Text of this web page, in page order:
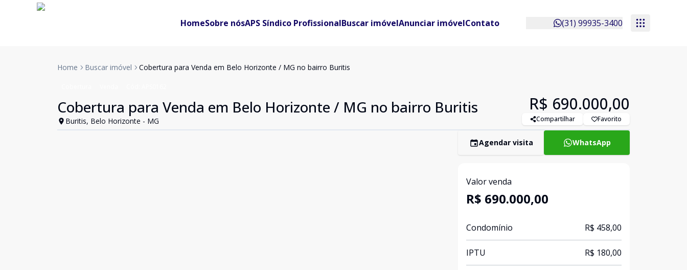
HomeSobre nósAPS Síndico ProfissionalBuscar imóvelAnunciar imóvelContato (31) 99935-3400
Home Buscar imóvel Cobertura para Venda em Belo Horizonte / MG no bairro Buritis
Cobertura para Venda em Belo Horizonte / MG no bairro Buritis
Buritis, Belo Horizonte - MG
R$ 690.000,00
Compartilhar Favorito
Agendar visita WhatsApp
Valor venda
R$ 690.000,00
Condomínio R$ 458,00
IPTU R$ 180,00